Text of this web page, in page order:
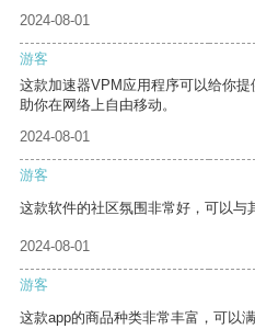
2024-08-01
游客
这款加速器VPM应用程序可以给你
助你在网络上自由移动。
2024-08-01
游客
这款软件的社区氛围非常好，可以与
2024-08-01
游客
这款app的商品种类非常丰富，可以